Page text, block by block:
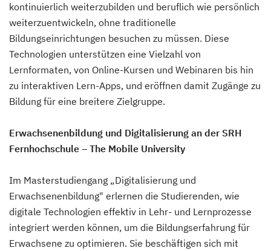
kontinuierlich weiterzubilden und beruflich wie persönlich
weiterzuentwickeln, ohne traditionelle
Bildungseinrichtungen besuchen zu müssen. Diese
Technologien unterstützen eine Vielzahl von
Lernformaten, von Online-Kursen und Webinaren bis hin
zu interaktiven Lern-Apps, und eröffnen damit Zugänge zu
Bildung für eine breitere Zielgruppe.
Erwachsenenbildung und Digitalisierung an der SRH
Fernhochschule – The Mobile University
Im Masterstudiengang „Digitalisierung und
Erwachsenenbildung" erlernen die Studierenden, wie
digitale Technologien effektiv in Lehr- und Lernprozesse
integriert werden können, um die Bildungserfahrung für
Erwachsene zu optimieren. Sie beschäftigen sich mit